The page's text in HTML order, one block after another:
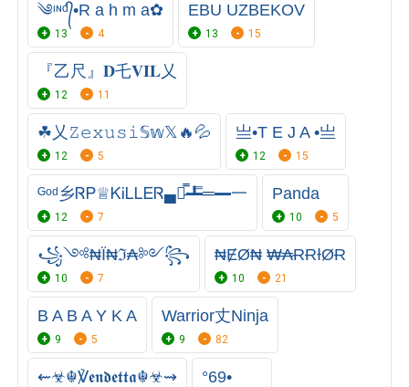
༄ᶦᶰᵈ᭄•R a h m a✿
13 4
EBU UZBEKOV
13 15
『乙尺』𝐃乇𝐕𝐈𝐋乂
12 11
☘︎乂𝚉𝚎𝚡𝚞𝚜𝚒𝕊𝕨𝕏🔥💦
12 5
亗•T E J A •亗
12 15
ᴳᵒᵈ乡ᏒᏢ♕ᏦᎥᏞᏞᎬᏒ▄︻̷̿┻̿═━一
12 7
Panda
10 5
꧁༺₦Ї₦ℑ₳༻꧂
10 7
₦ɆØ₦ ₩₳ɌɌƗØɌ
10 21
B A B A Y K A
9 5
Warrior丈Ninja
9 82
⇜☣☬℣𝖊𝖓𝖉𝖊𝖙𝖙𝖆☬☣⇝ °69•